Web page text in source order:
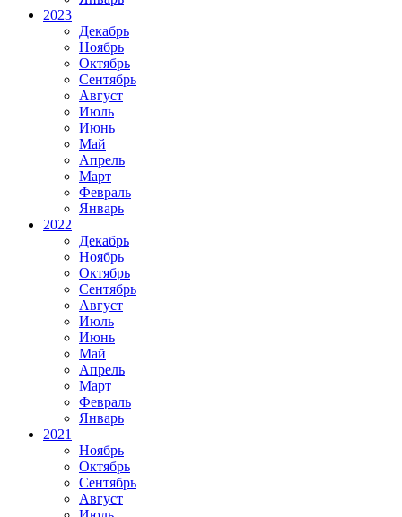
2023
Декабрь
Ноябрь
Октябрь
Сентябрь
Август
Июль
Июнь
Май
Апрель
Март
Февраль
Январь
2022
Декабрь
Ноябрь
Октябрь
Сентябрь
Август
Июль
Июнь
Май
Апрель
Март
Февраль
Январь
2021
Ноябрь
Октябрь
Сентябрь
Август